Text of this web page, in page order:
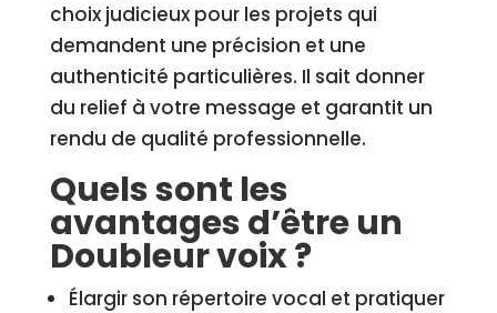
choix judicieux pour les projets qui
demandent une précision et une
authenticité particulières. Il sait donner
du relief à votre message et garantit un
rendu de qualité professionnelle.
Quels sont les
avantages d’être un
Doubleur voix ?
Élargir son répertoire vocal et pratiquer